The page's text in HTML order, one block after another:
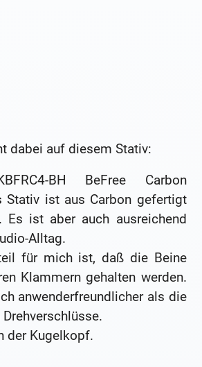
dabei auf diesem Stativ:
BH BeFree Carbon
Stativ ist aus Carbon gefertigt
Es ist aber auch ausreichend
Alltag.
für mich ist, daß die Beine
Klammern gehalten werden.
anwenderfreundlicher als die
der Kugelkopf.